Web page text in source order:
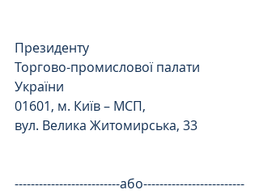
Президенту
Торгово-промислової палати
України
01601, м. Київ – МСП,
вул. Велика Житомирська, 33
--------------------------або-------------------------